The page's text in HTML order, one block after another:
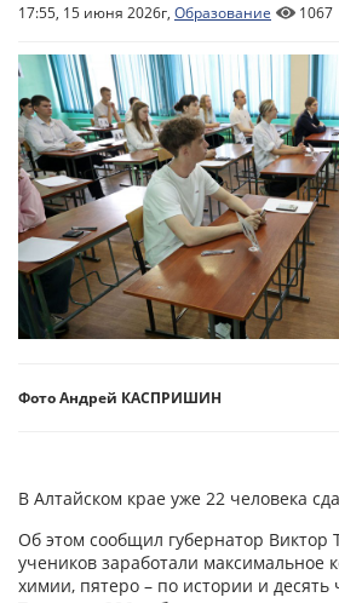
17:55, 15 июня 2026г, Образование 1067
Фото Андрей КАСПРИШИН
В Алтайском крае уже 22 человека
Об этом сообщил губернатор Виктор
учеников заработали максимальное
химии, пятеро – по истории и десять